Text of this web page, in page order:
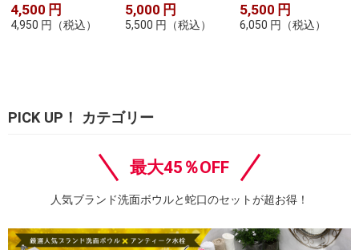
4,500 円
4,950 円 （税込）
5,000 円
5,500 円 （税込）
5,500 円
6,050 円 （税込）
PICK UP！ カテゴリー
最大45％OFF
人気ブランド洗面ボウルと蛇口のセットが超お得！